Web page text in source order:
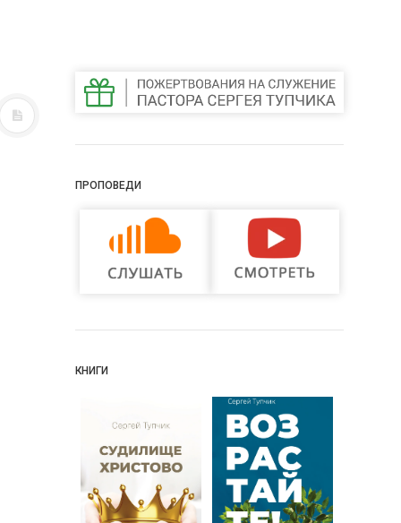
ПРОПОВЕДИ
КНИГИ